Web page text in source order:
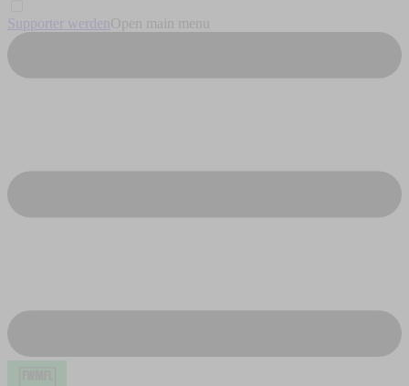
Supporter werden Open main menu